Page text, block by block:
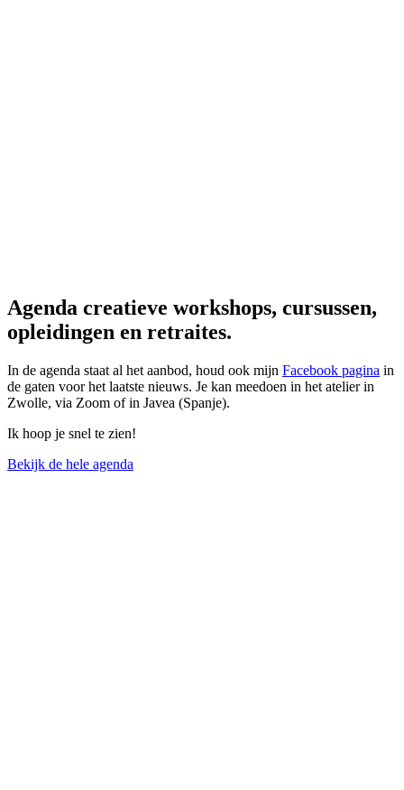
Agenda creatieve workshops, cursussen,
opleidingen en retraites.
In de agenda staat al het aanbod, houd ook mijn Facebook pagina in
de gaten voor het laatste nieuws. Je kan meedoen in het atelier in
Zwolle, via Zoom of in Javea (Spanje).
Ik hoop je snel te zien!
Bekijk de hele agenda